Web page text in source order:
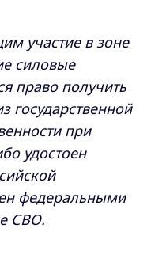
участие в зоне
силовые
право получить
государственной
при
удостоен
федеральными
СВО.